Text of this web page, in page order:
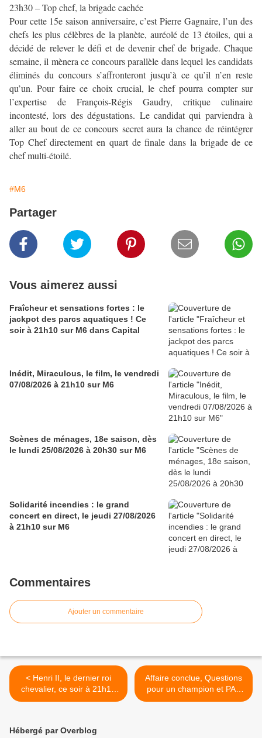
23h30 – Top chef, la brigade cachée
Pour cette 15e saison anniversaire, c’est Pierre Gagnaire, l’un des
chefs les plus célèbres de la planète, auréolé de 13 étoiles, qui a
décidé de relever le défi et de devenir chef de brigade. Chaque
semaine, il mènera ce concours parallèle dans lequel les candidats
éliminés du concours s’affronteront jusqu’à ce qu’il n’en reste
qu’un. Pour faire ce choix crucial, le chef pourra compter sur
l’expertise de François-Régis Gaudry, critique culinaire
incontesté, lors des dégustations. Le candidat qui parviendra à
aller au bout de ce concours secret aura la chance de réintégrer
Top Chef directement en quart de finale dans la brigade de ce
chef multi-étoilé.
#M6
Partager
Vous aimerez aussi
Fraîcheur et sensations fortes : le
jackpot des parcs aquatiques ! Ce
soir à 21h10 sur M6 dans Capital
Inédit, Miraculous, le film, le vendredi
07/08/2026 à 21h10 sur M6
Scènes de ménages, 18e saison, dès
le lundi 25/08/2026 à 20h30 sur M6
Solidarité incendies : le grand
concert en direct, le jeudi 27/08/2026
à 21h10 sur M6
Commentaires
Ajouter un commentaire
< Henri II, le dernier roi
chevalier, ce soir à 21h10
dans Secrets d’histoire sur
Affaire conclue, Questions
pour un champion et PAF
avec Baba en forme. TPMP
Hébergé par Overblog